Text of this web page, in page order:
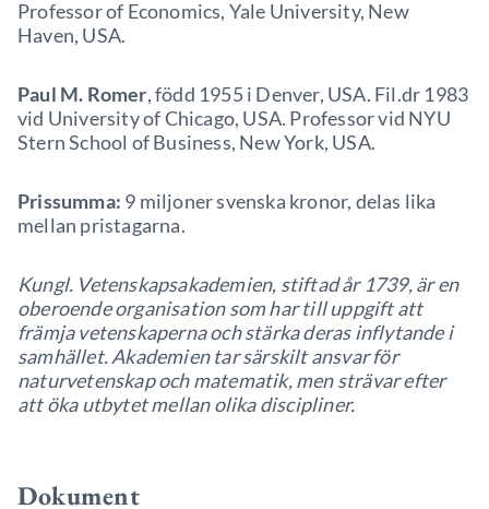
Professor of Economics, Yale University, New
Haven, USA.
Paul M. Romer, född 1955 i Denver, USA. Fil.dr 1983
vid University of Chicago, USA. Professor vid NYU
Stern School of Business, New York, USA.
Prissumma: 9 miljoner svenska kronor, delas lika
mellan pristagarna.
Kungl. Vetenskapsakademien, stiftad år 1739, är en
oberoende organisation som har till uppgift att
främja vetenskaperna och stärka deras inflytande i
samhället. Akademien tar särskilt ansvar för
naturvetenskap och matematik, men strävar efter
att öka utbytet mellan olika discipliner.
Dokument